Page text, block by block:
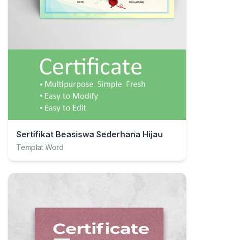
Sertifikat Beasiswa Sederhana Hijau
Templat Word